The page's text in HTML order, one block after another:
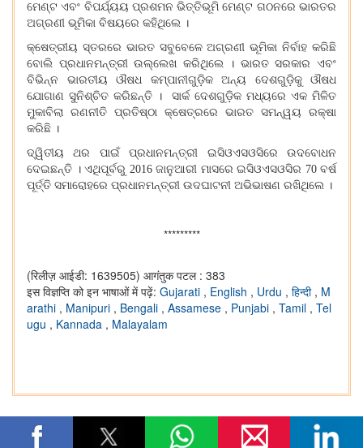
ମେଣ୍ଟ ଏବଂ ବିପର୍ଯ୍ୟୟ ପ୍ରଶମନ ଭିତ୍ତିଭୂମି ମେଣ୍ଟ ଗଠନରେ ଭାରତର
ଅଗ୍ରଣୀ ଭୂମିକା ବିଷୟରେ କହିଥିଲେ ।
କ୍ଷେତ୍ରୀୟ ସ୍ତରରେ ଭାରତ ସବୁବେଳେ ଅଗ୍ରଣୀ ଭୂମିକା ନିର୍ବାହ କରିଛି
ବୋଲି ପ୍ରଧାନମନ୍ତ୍ରୀ ଉଲ୍ଲେଖ କରିଥିଲେ । ଭାରତ ସରକାର ଏବଂ
ବିଭିନ୍ନ ଭାରତୀୟ ଔଷଧ କମ୍ପାନୀଗୁଡ଼ିକ ଅନ୍ୟ ଦେଶଗୁଡ଼ିକୁ ଔଷଧ
ଯୋଗାଣ ସୁନିଶ୍ଚିତ କରିଛନ୍ତି । ସାର୍କ ଦେଶଗୁଡ଼ିକ ମଧ୍ୟରେ ଏକ ମିଳିତ
ମୁକାବିଲା ରଣନୀତି ପ୍ରତିଷ୍ଠା କ୍ଷେତ୍ରରେ ଭାରତ ସମନ୍ୱୟ ରକ୍ଷା
କରିଛି ।
ଦ୍ୱିତୀୟ ଥର ପାଇଁ ପ୍ରଧାନମନ୍ତ୍ରୀ ଇସିଓଏସଓସିରେ ଉଦବୋଧନ
ଦେଇଛନ୍ତି । ଏଥିପୂର୍ବରୁ 2016 ଜାନୁଆରୀ ମାସରେ ଇସିଓଏସଓସିର 70 ବର୍ଷ
ପୂର୍ତ୍ତି ସମାରୋହରେ ପ୍ରଧାନମନ୍ତ୍ରୀ ଉଦଘାଟନୀ ଅଭିଭାଷଣ ରଖିଥିଲେ ।
*********
(रिलीज़ आईडी: 1639505) आगंतुक पटल : 383
इस विज्ञप्ति को इन भाषाओं में पढ़ें: Gujarati , English , Urdu , हिन्दी , M
arathi , Manipuri , Bengali , Assamese , Punjabi , Tamil , Tel
ugu , Kannada , Malayalam